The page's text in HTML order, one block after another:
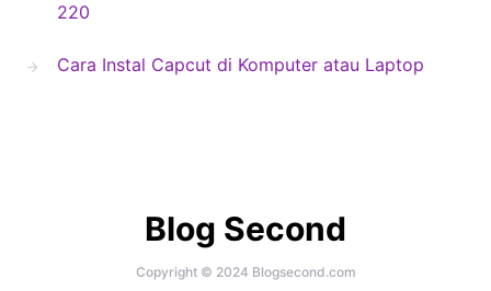
220
Cara Instal Capcut di Komputer atau Laptop
Blog Second
Copyright © 2024 Blogsecond.com